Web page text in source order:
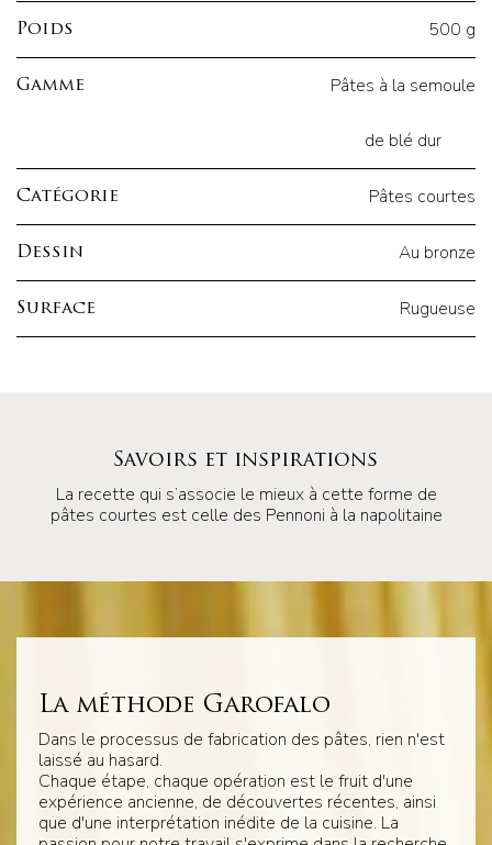
Poids 500 g
Gamme Pâtes à la semoule
de blé dur
Catégorie Pâtes courtes
Dessin Au bronze
Surface Rugueuse
Savoirs et inspirations
La recette qui s’associe le mieux à cette forme de
pâtes courtes est celle des Pennoni à la napolitaine
La méthode Garofalo
Dans le processus de fabrication des pâtes, rien n'est
laissé au hasard.
Chaque étape, chaque opération est le fruit d'une
expérience ancienne, de découvertes récentes, ainsi
que d'une interprétation inédite de la cuisine. La